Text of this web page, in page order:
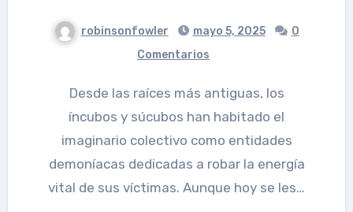
robinsonfowler mayo 5, 2025
0
Comentarios
Desde las raíces más antiguas, los
íncubos y súcubos han habitado el
imaginario colectivo como entidades
demoníacas dedicadas a robar la energía
vital de sus víctimas. Aunque hoy se les…